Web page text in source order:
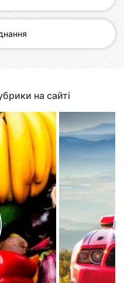
на сайті